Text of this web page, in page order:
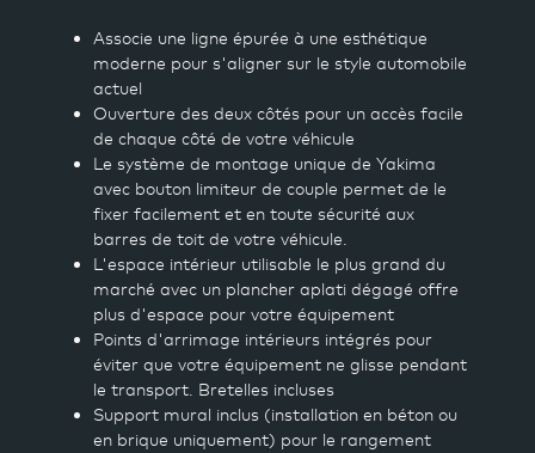
Associe une ligne épurée à une esthétique
moderne pour s'aligner sur le style automobile
actuel
Ouverture des deux côtés pour un accès facile
de chaque côté de votre véhicule
Le système de montage unique de Yakima
avec bouton limiteur de couple permet de le
fixer facilement et en toute sécurité aux
barres de toit de votre véhicule.
L'espace intérieur utilisable le plus grand du
marché avec un plancher aplati dégagé offre
plus d'espace pour votre équipement
Points d'arrimage intérieurs intégrés pour
éviter que votre équipement ne glisse pendant
le transport. Bretelles incluses
Support mural inclus (installation en béton ou
en brique uniquement) pour le rangement